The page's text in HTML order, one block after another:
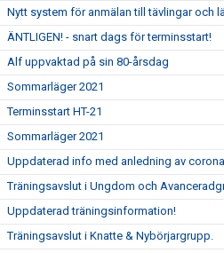
Nytt system för anmälan till tävlingar och
ÄNTLIGEN! - snart dags för terminsstart!
Alf uppvaktad på sin 80-årsdag
Sommarläger 2021
Terminsstart HT-21
Sommarläger 2021
Uppdaterad info med anledning av
Träningsavslut i Ungdom och
Uppdaterad träningsinformation!
Träningsavslut i Knatte & Nybörjargrupp.